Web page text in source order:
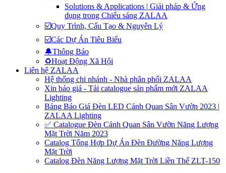
Solutions & Applications | Giải pháp & Ứng
dụng trong Chiếu sáng ZALAA
☑️Quy Trình, Cấu Tạo & Nguyên Lý
☑️Các Dự Án Tiêu Biểu
🔔Thông Báo
♻️Hoạt Động Xã Hội
Liên hệ ZALAA
Hệ thống chi nhánh - Nhà phân phối ZALAA
Xin báo giá - Tải catalogue sản phẩm mới ZALAA
Lighting
Bảng Báo Giá Đèn LED Cảnh Quan Sân Vườn 2023 |
ZALAA Lighting
✅ Catalogue Đèn Cảnh Quan Sân Vườn Năng Lượng
Mặt Trời Năm 2023
Catalog Tổng Hợp Dự Án Đèn Đường Năng Lượng
Mặt Trời
Catalog Đèn Năng Lượng Mặt Trời Liền Thể ZLT-150